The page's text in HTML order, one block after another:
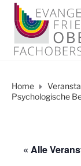
Home
Psychologische
« Alle